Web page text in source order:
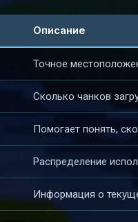
Описание
Точное
Сколько чанков
Помогает понять,
Распределение
Информация о